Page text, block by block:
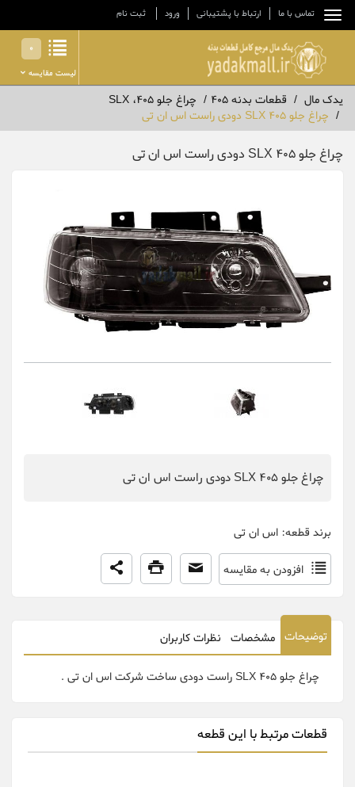
تماس با ما ارتباط با پشتیبانی ورود ثبت نام
0
لیست مقایسه
یدک مال قطعات بدنه 405
چراغ جلو 405، SLX
چراغ جلو 405 SLX دودی راست اس ان تی
چراغ جلو 405 SLX دودی راست اس ان تی
چراغ جلو 405 SLX دودی راست اس ان تی
برند قطعه: اس ان تی
افزودن به مقایسه
توضیحات مشخصات نظرات کاربران
چراغ جلو SLX 405 راست دودی ساخت شرکت اس ان تی .
قطعات مرتبط با این قطعه